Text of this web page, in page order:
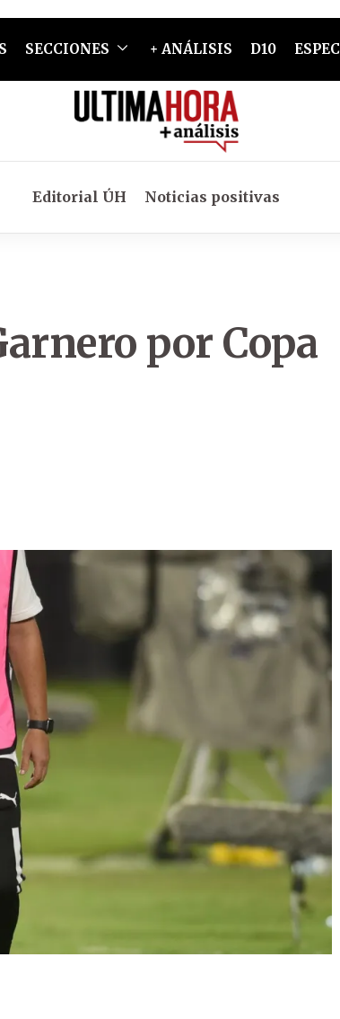
SECCIONES + ANÁLISIS D10
Editorial ÚH Noticias positivas
por Copa